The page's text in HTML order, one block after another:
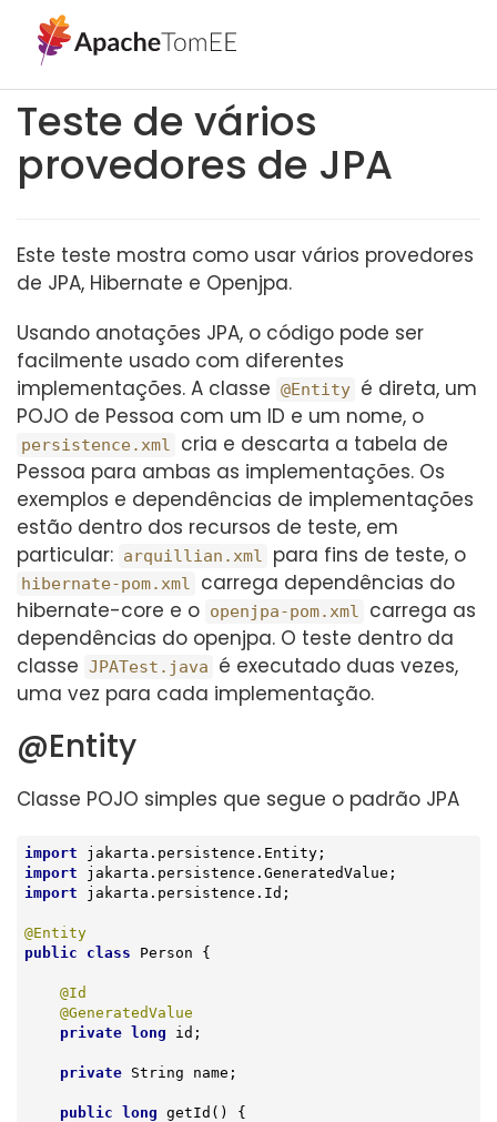
Teste de vários
provedores de JPA
Este teste mostra como usar vários provedores
de JPA, Hibernate e Openjpa.
Usando anotações JPA, o código pode ser
facilmente usado com diferentes
implementações. A classe @Entity é direta, um
POJO de Pessoa com um ID e um nome, o
persistence.xml
cria e descarta a tabela de
Pessoa para ambas as implementações. Os
exemplos e dependências de implementações
estão dentro dos recursos de teste, em
particular: arquillian.xml para fins de teste, o
hibernate-pom.xml
carrega dependências do
hibernate-core e o openjpa-pom.xml
carrega as
dependências do openjpa. O teste dentro da
classe JPATest.java
é executado duas vezes,
uma vez para cada implementação.
@Entity
Classe POJO simples que segue o padrão JPA
import
import
import jakarta.persistence.Id;
@Entity
public
class Person {
@Id
@GeneratedValue
private long id;
private String name;
public long getId ()
{